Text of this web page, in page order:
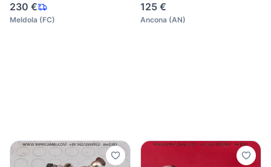
230 €
Meldola (FC)
125 €
Ancona (AN)